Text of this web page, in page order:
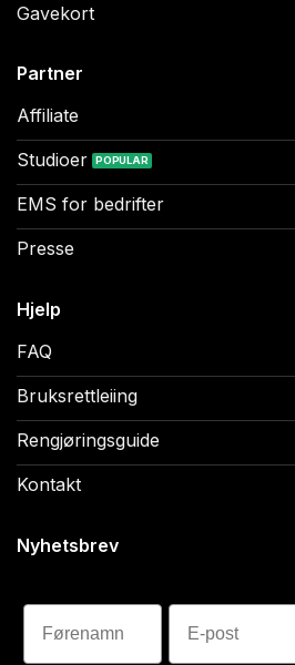
Gavekort
Partner
Affiliate
Studioer
EMS for bedrifter
Presse
Hjelp
FAQ
Bruksrettleiing
Rengjøringsguide
Kontakt
Nyhetsbrev
Førenamn E-post